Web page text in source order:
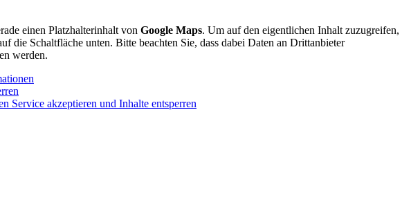
einen Platzhalterinhalt von Google Maps. Um auf den eigentlichen Inhalt zuzugreifen,
die Schaltfläche unten. Bitte beachten Sie, dass dabei Daten an Drittanbieter
werden.
Service akzeptieren und Inhalte entsperren